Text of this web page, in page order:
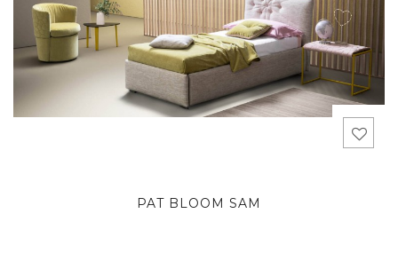
PAT BLOOM SAM